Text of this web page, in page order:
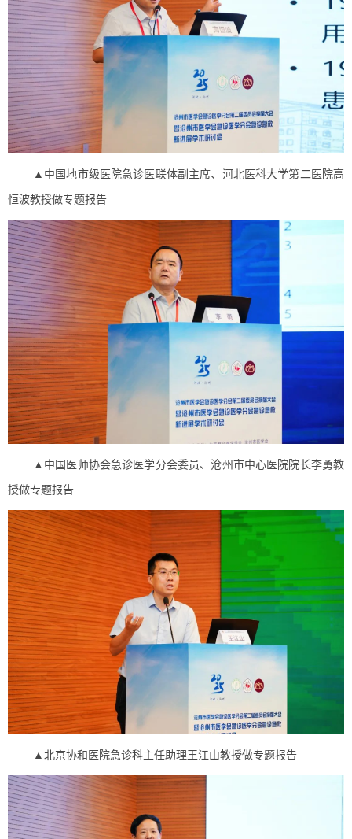
▲中国地市级医院急诊医联体副主席、河北医科大学第二医院高
恒波教授做专题报告
▲中国医师协会急诊医学分会委员、沧州市中心医院院长李勇教
授做专题报告
▲北京协和医院急诊科主任助理王江山教授做专题报告